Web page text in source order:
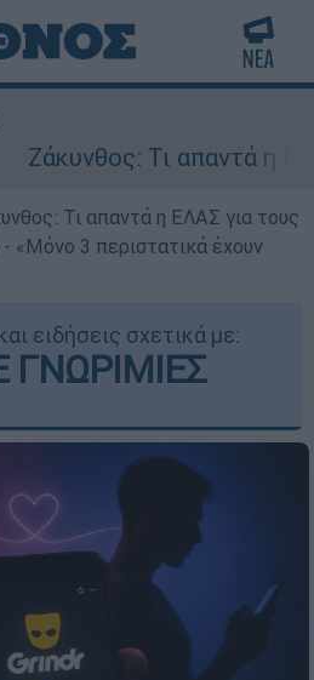
Τι απαντά η ΕΛΑΣ
Τι απαντά η ΕΛΑΣ για τους
«Μόνο 3 περιστατικά έχουν
ειδήσεις σχετικά με:
ΓΝΩΡΙΜΙΕΣ